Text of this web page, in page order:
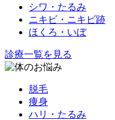
シワ・たるみ
ニキビ・ニキビ跡
ほくろ・いぼ
診療一覧を見る
脱毛
痩身
ハリ・たるみ